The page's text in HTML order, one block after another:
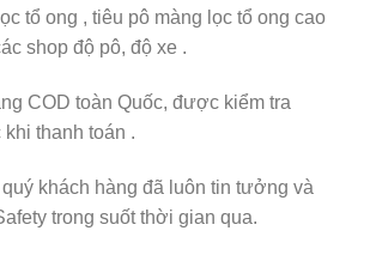
tổ ong , tiêu pô màng lọc tổ ong cao
shop độ pô, độ xe .
COD toàn Quốc, được kiểm tra
thanh toán .
khách hàng đã luôn tin tưởng và
trong suốt thời gian qua.